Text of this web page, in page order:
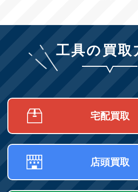
工具の買取
宅配買取
店頭買取